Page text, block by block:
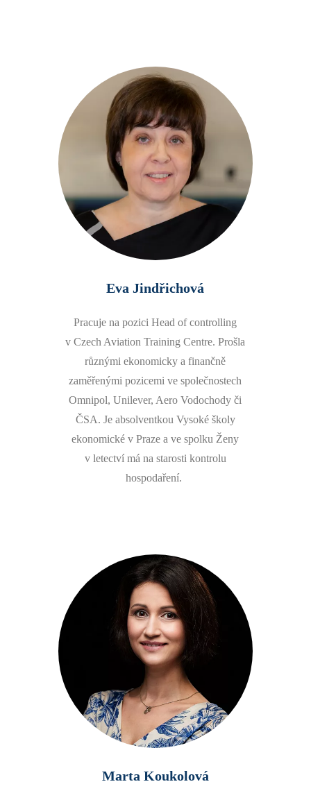
Eva Jindřichová
Pracuje na pozici Head of controlling
v Czech Aviation Training Centre. Prošla
různými ekonomicky a finančně
zaměřenými pozicemi ve společnostech
Omnipol, Unilever, Aero Vodochody či
ČSA. Je absolventkou Vysoké školy
ekonomické v Praze a ve spolku Ženy
v letectví má na starosti kontrolu
hospodaření.
Marta Koukolová